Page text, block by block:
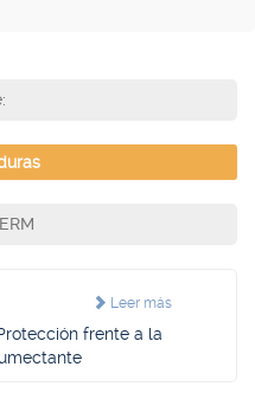
Leer más
frente a la